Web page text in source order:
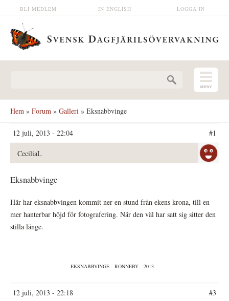
Hoppa till huvudinnehåll LOGGA IN
IN ENGLISH
BLI MEDLEM
Hem » Forum » Galleri » Eksnabbvinge
12 juli, 2013 - 22:04 #1
CeciliaL
Eksnabbvinge
Här har eksnabbvingen kommit ner en stund från ekens krona, till en
mer hanterbar höjd för fotografering. När den väl har satt sig sitter den
stilla länge.
EKSNABBVINGE RONNEBY 2013
12 juli, 2013 - 22:18 #3